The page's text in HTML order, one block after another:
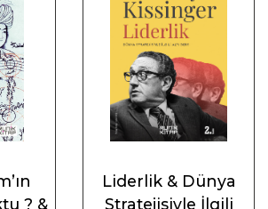
? &
Liderlik & Dünya
Stratejisiyle İlgili